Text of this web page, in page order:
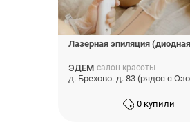
Лазерная эпиляция
ЭДЕМ салон красоты
д. Брехово. д. 83 (рядос с
0 купили